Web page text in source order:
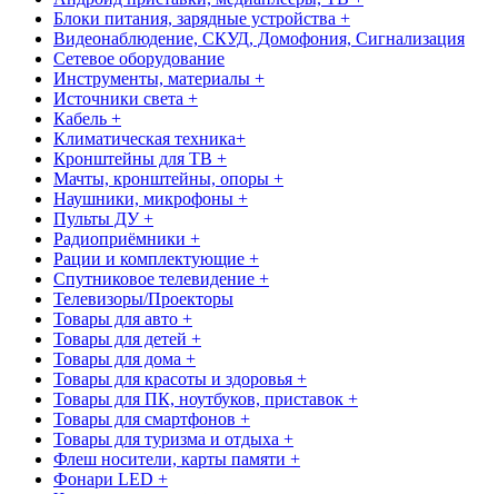
Блоки питания, зарядные устройства +
Видеонаблюдение, СКУД, Домофония, Сигнализация
Сетевое оборудование
Инструменты, материалы +
Источники света +
Кабель +
Климатическая техника+
Кронштейны для ТВ +
Мачты, кронштейны, опоры +
Наушники, микрофоны +
Пульты ДУ +
Радиоприёмники +
Рации и комплектующие +
Спутниковое телевидение +
Телевизоры/Проекторы
Товары для авто +
Товары для детей +
Товары для дома +
Товары для красоты и здоровья +
Товары для ПК, ноутбуков, приставок +
Товары для смартфонов +
Товары для туризма и отдыха +
Флеш носители, карты памяти +
Фонари LED +